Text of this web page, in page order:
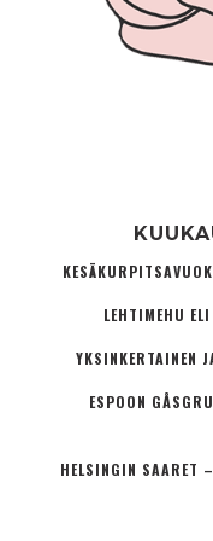
LEHTIMEHU
YKSINKERTAINEN
ESPOON
HELSINGIN SAARET